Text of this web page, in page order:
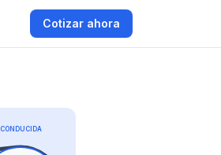
Cotizar ahora
CONDUCIDA